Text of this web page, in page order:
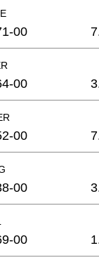
00
00
00
00
00